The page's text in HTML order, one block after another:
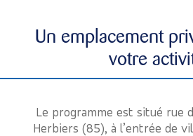
Un emplacement
votre
Le programme est situé rue
Herbiers (85), à l’entrée de